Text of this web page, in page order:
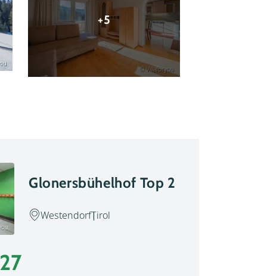
© Villaforyou
+5
Glonersbühelhof Top 2
WestendorfTirol